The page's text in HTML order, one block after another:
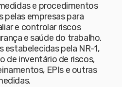
e procedimentos
pelas empresas para
e controlar riscos
e saúde do trabalho.
estabelecidas pela NR-1,
de inventário de riscos,
EPIs e outras